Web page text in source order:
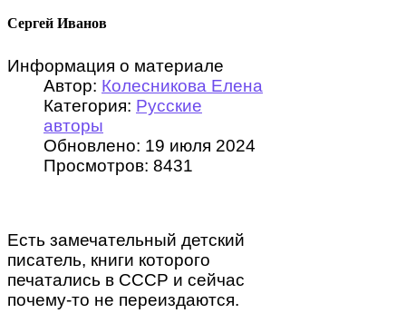
Сергей Иванов
Информация о материале
Автор: Колесникова Елена
Категория: Русские
авторы
Обновлено: 19 июля 2024
Просмотров: 8431
Есть замечательный детский
писатель, книги которого
печатались в СССР и сейчас
почему-то не переиздаются.